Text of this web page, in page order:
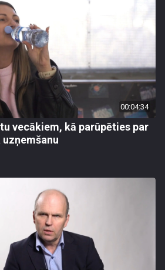
00:04:34
vecākiem, kā parūpēties par